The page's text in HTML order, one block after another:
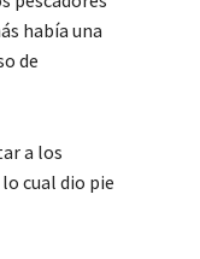
había una
de
a los
cual dio pie